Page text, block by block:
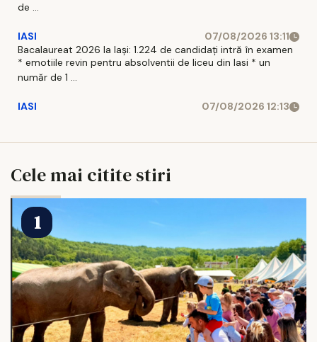
de ...
IASI
07/08/2026 13:11
Bacalaureat 2026 la Iași: 1.224 de candidați intră în examen
* emotiile revin pentru absolventii de liceu din Iasi * un
număr de 1 ...
IASI 07/08/2026 12:13
Cele mai citite stiri